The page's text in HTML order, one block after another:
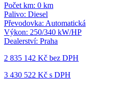
Počet km: 0 km
Palivo: Diesel
Převodovka: Automatická
Výkon: 250/340 kW/HP
Dealerství: Praha
2 835 142 Kč bez DPH
3 430 522 Kč s DPH